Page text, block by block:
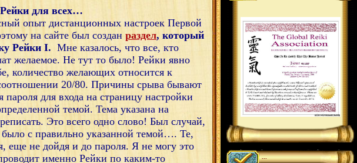
для всех…
опыт дистанционных настроек Первой
на сайте был создан раздел, который
Рейки I. Мне казалось, что все, кто
желаемое. Не тут то было! Рейки явно
количество желающих относится к
20/80. Причины срыва бывают
для входа на страницу настройки
темой. Тема указана на
Это всего одно слово! Был случай,
с правильно указанной темой…. Те,
еще не дойдя и до пароля. Я не могу это
именно Рейки по каким-то
...